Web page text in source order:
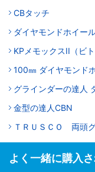
CBタッチ
ダイヤモンドホイー
KPメモックスII（ビ
100㎜ ダイヤモンド
グラインダーの達人
金型の達人CBN
ＴＲＵＳＣＯ 両頭
よく一緒に購入